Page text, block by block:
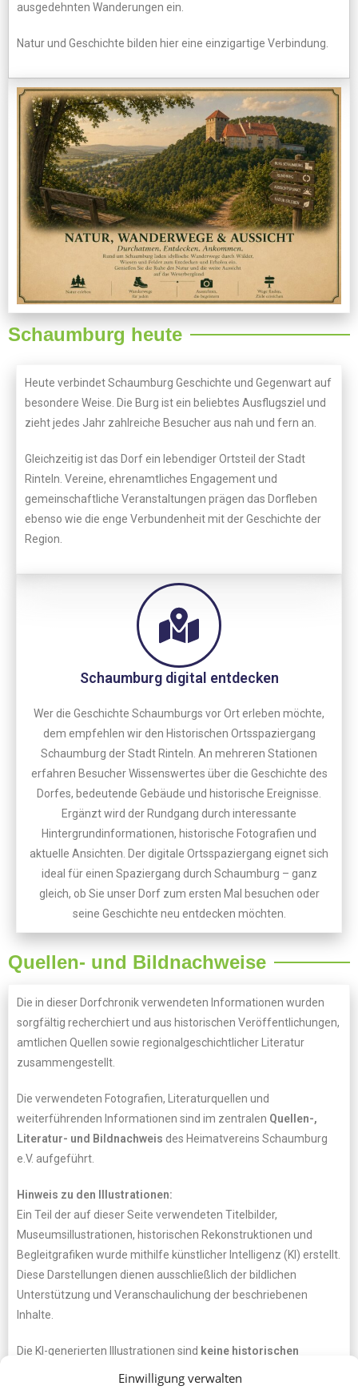
Einwilligung verwalten
ausgedehnten Wanderungen ein.
Natur und Geschichte bilden hier eine einzigartige Verbindung.
Schaumburg heute
Heute verbindet Schaumburg Geschichte und Gegenwart auf
besondere Weise. Die Burg ist ein beliebtes Ausflugsziel und
zieht jedes Jahr zahlreiche Besucher aus nah und fern an.
Gleichzeitig ist das Dorf ein lebendiger Ortsteil der Stadt
Rinteln. Vereine, ehrenamtliches Engagement und
gemeinschaftliche Veranstaltungen prägen das Dorfleben
ebenso wie die enge Verbundenheit mit der Geschichte der
Region.
Schaumburg digital entdecken
Wer die Geschichte Schaumburgs vor Ort erleben möchte,
dem empfehlen wir den Historischen Ortsspaziergang
Schaumburg der Stadt Rinteln. An mehreren Stationen
erfahren Besucher Wissenswertes über die Geschichte des
Dorfes, bedeutende Gebäude und historische Ereignisse.
Ergänzt wird der Rundgang durch interessante
Hintergrundinformationen, historische Fotografien und
aktuelle Ansichten. Der digitale Ortsspaziergang eignet sich
ideal für einen Spaziergang durch Schaumburg – ganz
gleich, ob Sie unser Dorf zum ersten Mal besuchen oder
seine Geschichte neu entdecken möchten.
Quellen- und Bildnachweise
Die in dieser Dorfchronik verwendeten Informationen wurden
sorgfältig recherchiert und aus historischen Veröffentlichungen,
amtlichen Quellen sowie regionalgeschichtlicher Literatur
zusammengestellt.
Die verwendeten Fotografien, Literaturquellen und
weiterführenden Informationen sind im zentralen Quellen-,
Literatur- und Bildnachweis des Heimatvereins Schaumburg
e.V. aufgeführt.
Hinweis zu den Illustrationen:
Ein Teil der auf dieser Seite verwendeten Titelbilder,
Museumsillustrationen, historischen Rekonstruktionen und
Begleitgrafiken wurde mithilfe künstlicher Intelligenz (KI) erstellt.
Diese Darstellungen dienen ausschließlich der bildlichen
Unterstützung und Veranschaulichung der beschriebenen
Inhalte.
Die KI-generierten Illustrationen sind keine historischen
keine wissenschaftlich gesicherten